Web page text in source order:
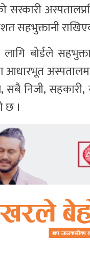
सरकारी
सहभुक्तानी
बोर्डले
आधारभूत
निजी,
छ ।